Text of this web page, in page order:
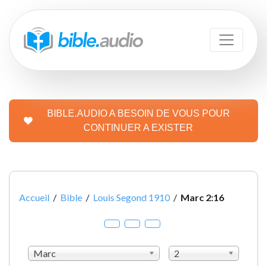
BIBLE.AUDIO A BESOIN DE VOUS POUR
CONTINUER A EXISTER
Accueil / Bible / Louis Segond 1910 / Marc 2:16
Marc
2